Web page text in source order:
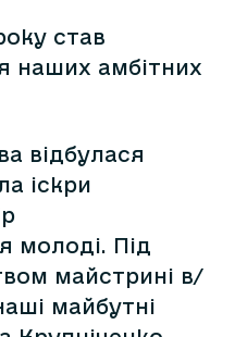
став
наших амбітних
відбулася
іскри
молоді. Під
майстрині в/
майбутні